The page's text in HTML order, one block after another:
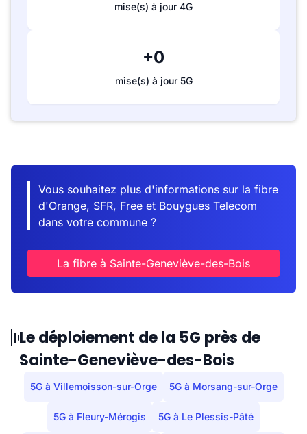
mise(s) à jour 4G
+0
mise(s) à jour 5G
Vous souhaitez plus d'informations sur la fibre
d'Orange, SFR, Free et Bouygues Telecom
dans votre commune ?
La fibre à Sainte-Geneviève-des-Bois
Le déploiement de la 5G près de
Sainte-Geneviève-des-Bois
5G à Villemoisson-sur-Orge 5G à Morsang-sur-Orge
5G à Fleury-Mérogis 5G à Le Plessis-Pâté